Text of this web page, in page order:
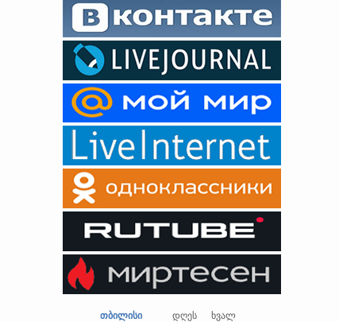
თბილისი დღეს
ხვალ